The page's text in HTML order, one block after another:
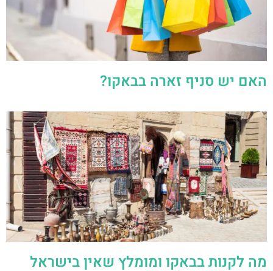
האם יש סניף זארה בבאקו?
מה לקנות בבאקו ומומלץ שאין בישראל